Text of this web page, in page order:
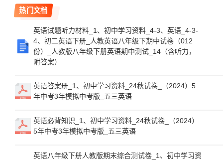
热门文档
英语试题听力材料_1、初中学习资料_4-3、英语_4-3-
4、初二英语下册_人教英语八年级下期中试卷（012
份）_人教版八年级下册英语期中测试_14（含听力，
附答案）
英语答案册_1、初中学习资料_24秋试卷_（2024）5
年中考3年模拟中考版_五三英语
英语必背知识_1、初中学习资料_24秋试卷_（2024）
5年中考3年模拟中考版_五三英语
英语八年级下册人教版期末综合测试卷_1、初中学习资